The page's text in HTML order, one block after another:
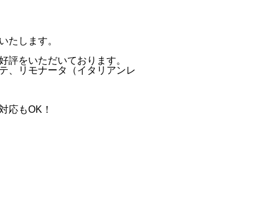
たします。
評をいただいております。
、リモナータ（イタリアンレ
応もOK！